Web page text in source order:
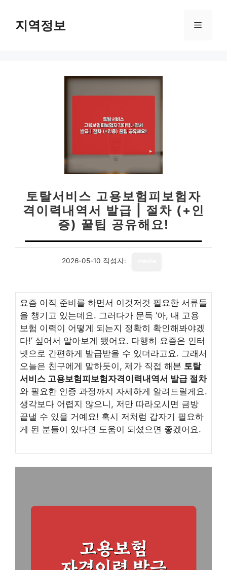
지역정보 메
토탈서비스 고용보험피보험자
격이력내역서 발급 | 절차 (+인
증) 꿀팁 공유해요!
2026-05-10 작성자:
요즘 이직 준비를 하면서 이것저것 필요한 서류들
을 챙기고 있는데요. 그러다가 문득 ‘아, 내 고용
보험 이력이 어떻게 되는지 정확히 확인해봐야겠
다!’ 싶어서 알아보게 됐어요. 다행히 요즘은 인터
넷으로 간편하게 발급받을 수 있더라고요. 그래서
오늘은 친구에게 말하듯이, 제가 직접 해본 토탈
서비스 고용보험피보험자격이력내역서 발급 절차
와 필요한 인증 과정까지 자세하게 알려드릴게요.
생각보다 어렵지 않으니, 저만 따라오시면 금방
끝낼 수 있을 거예요! 혹시 저처럼 갑자기 필요하
게 된 분들이 있다면 도움이 되셨으면 좋겠어요.